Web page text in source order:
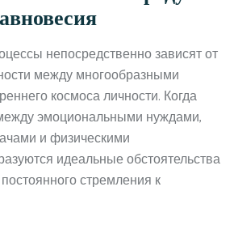
непосредственно зависят от
между многообразными
космоса личности. Когда
эмоциональными нуждами,
и физическими
идеальные обстоятельства
стремления к